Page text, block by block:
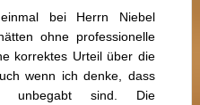
bei Herrn Niebel
ohne professionelle
korrektes Urteil über die
wenn ich denke, dass
unbegabt sind. Die